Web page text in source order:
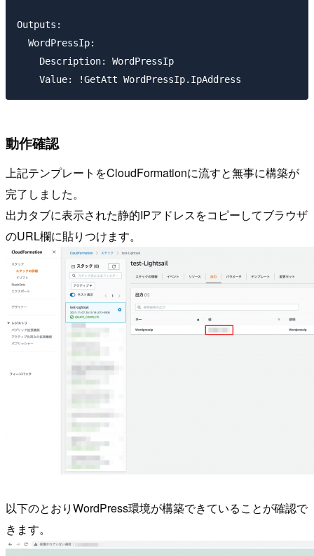
Outputs:
  WordPressIp:
    Description: WordPressIp
動作確認
上記テンプレートをCloudFormationに流すと無事に構築が
完了しました。
出力タブに表示された静的IPアドレスをコピーしてブラウザ
のURL欄に貼りつけます。
以下のとおりWordPress環境が構築できていることが確認で
きます。